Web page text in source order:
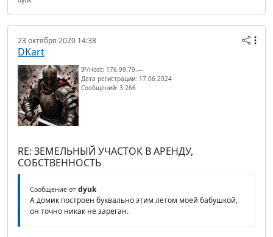
23 октября 2020 14:38
DKart
IP/Host: 176.99.79.---
Дата регистрации: 17.06.2024
Сообщений: 3 266
RE: ЗЕМЕЛЬНЫЙ УЧАСТОК В АРЕНДУ,
СОБСТВЕННОСТЬ
Сообщение от dyuk
А домик построен буквально этим летом моей бабушкой,
он точно никак не зареган.